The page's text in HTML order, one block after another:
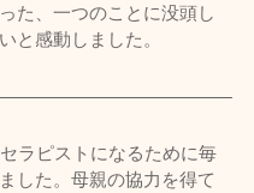
た、一つのことに没頭し
と感動しました。
ラピストになるために毎
した。母親の協力を得て